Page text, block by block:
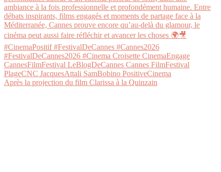
Après la projection du film Clarissa à la Quinzain